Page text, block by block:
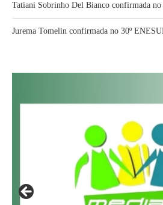
Tatiani Sobrinho Del Bianco confirmada
Jurema Tomelin confirmada no 30º